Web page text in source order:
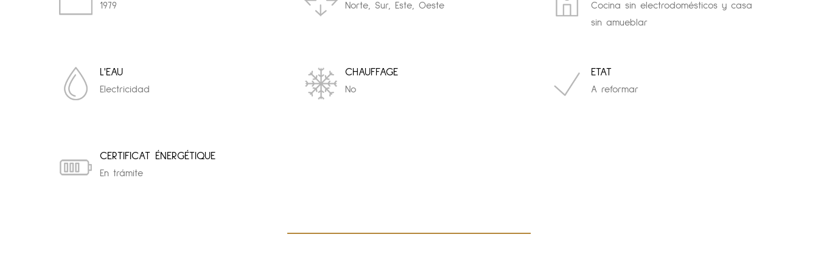
1979 Norte, Sur, Este, Oeste
Cocina sin electrodomésticos y casa
sin amueblar
L'EAU
Electricidad
CHAUFFAGE
No
ETAT
A reformar
CERTIFICAT ÉNERGÉTIQUE
En trámite